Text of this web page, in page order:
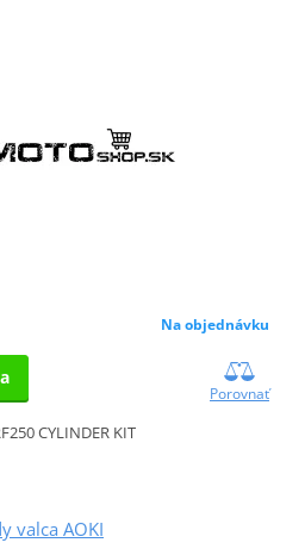
Na objednávku
Porovnať
CYLINDER KIT
valca AOKI